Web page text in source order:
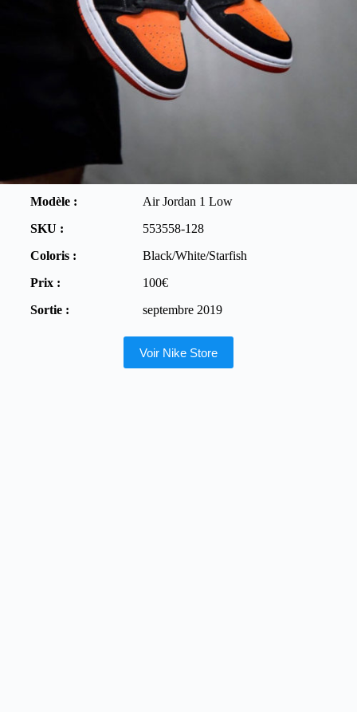
Modèle :
Air Jordan 1 Low
SKU :
553558-128
Coloris :
Black/White/Starfish
Prix :
100€
Sortie :
septembre 2019
Voir Nike Store